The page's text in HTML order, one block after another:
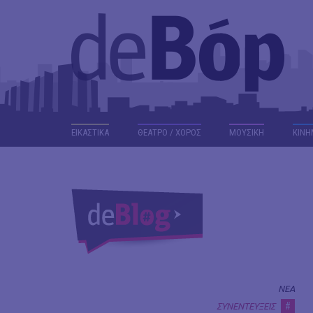
ΕΙΚΑΣΤΙΚΑ ΘΕΑΤΡΟ / ΧΟΡΟΣ ΜΟΥΣΙΚΗ
ΝΕΑ
ΣΥΝΕΝΤΕΥΞΕΙΣ
#